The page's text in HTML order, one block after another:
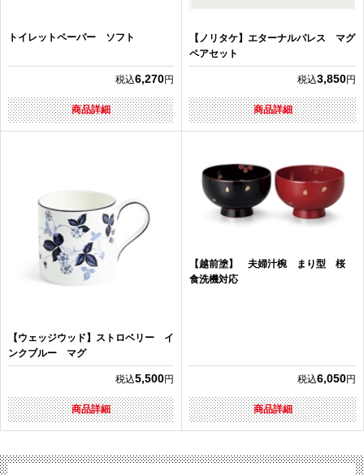
トイレットペーパー ソフト
税込6,270円
商品詳細
【ノリタケ】エターナルパレス マグ
ペアセット
税込3,850円
商品詳細
【ウェッジウッド】ストロベリー イ
ンクブルー マグ
税込5,500円
商品詳細
【越前塗】 夫婦汁椀 まり型 桜
食洗機対応
税込6,050円
商品詳細